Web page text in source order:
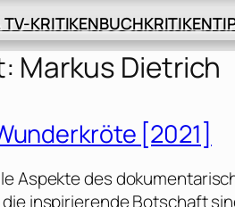
TV-KRITIKENBUCHKRITIKEN
Markus Dietrich
[2021]
Aspekte des
inspirierende Botschaft